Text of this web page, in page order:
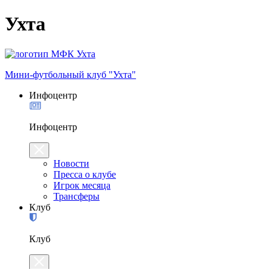
Ухта
Мини-футбольный клуб "Ухта"
Инфоцентр
Инфоцентр
Новости
Пресса о клубе
Игрок месяца
Трансферы
Клуб
Клуб